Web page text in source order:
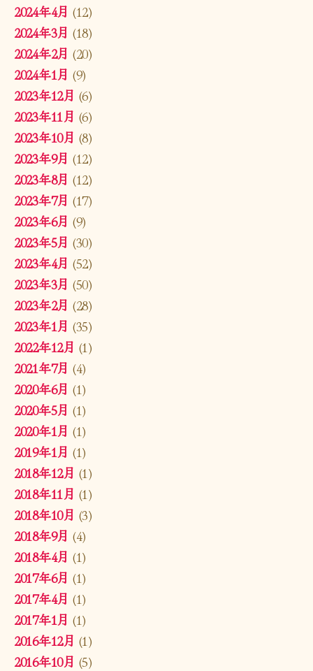
2024年4月 (12)
2024年3月 (18)
2024年2月 (20)
2024年1月 (9)
2023年12月 (6)
2023年11月 (6)
2023年10月 (8)
2023年9月 (12)
2023年8月 (12)
2023年7月 (17)
2023年6月 (9)
2023年5月 (30)
2023年4月 (52)
2023年3月 (50)
2023年2月 (28)
2023年1月 (35)
2022年12月 (1)
2021年7月 (4)
2020年6月 (1)
2020年5月 (1)
2020年1月 (1)
2019年1月 (1)
2018年12月 (1)
2018年11月 (1)
2018年10月 (3)
2018年9月 (4)
2018年4月 (1)
2017年6月 (1)
2017年4月 (1)
2017年1月 (1)
2016年12月 (1)
2016年10月 (5)